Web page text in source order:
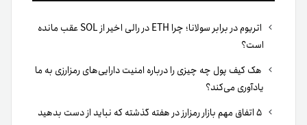
اتریوم در برابر سولانا؛ چرا ETH در رالی اخیر از SOL عقب مانده
است؟
هک کیف پول چه چیزی را درباره امنیت دارایی‌های رمزارزی به ما
یادآوری می‌کند؟